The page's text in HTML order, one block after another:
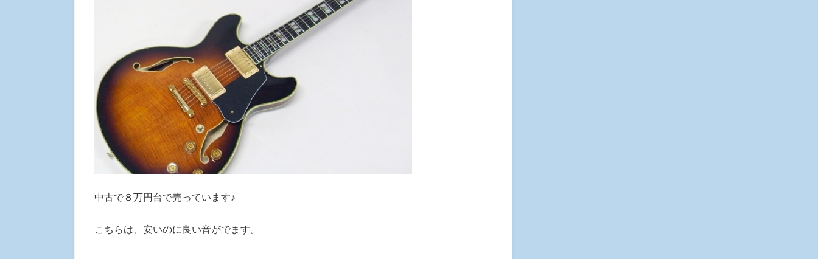
中古で８万円台で売っています♪
こちらは、安いのに良い音がでます。